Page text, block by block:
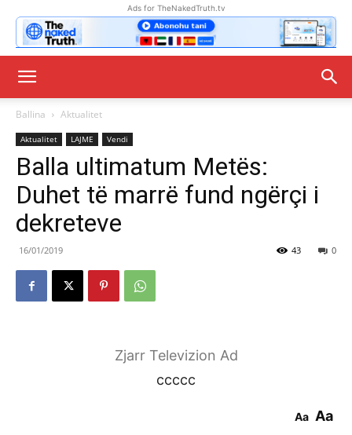
Ads for TheNakedTruth.tv
Ballina Aktualitet
Aktualitet LAJME Vendi
Balla ultimatum Metës:
Duhet të marrë fund ngërçi i
dekreteve
16/01/2019 0
43
Zjarr Televizion Ad
ccccc
Aa Aa